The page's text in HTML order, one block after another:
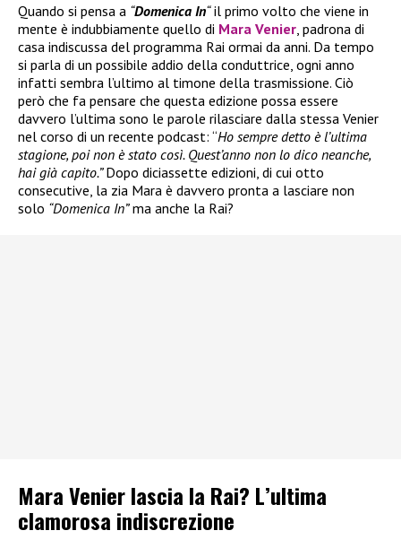
Quando si pensa a “Domenica In“il primo volto che viene in
mente è indubbiamente quello di Mara Venier , padrona di
casa indiscussa del programma Rai ormai da anni. Da tempo
si parla di un possibile addio della conduttrice, ogni anno
infatti sembra l’ultimo al timone della trasmissione. Ciò
però che fa pensare che questa edizione possa essere
davvero l’ultima sono le parole rilasciare dalla stessa Venier
nel corso di un recente podcast: “Ho sempre detto è l’ultima
stagione, poi non è stato così. Quest’anno non lo dico neanche,
hai già capito.”Dopo diciassette edizioni, di cui otto
consecutive, la zia Mara è davvero pronta a lasciare non
solo “Domenica In”ma anche la Rai?
Mara Venier lascia la Rai? L’ultima
clamorosa indiscrezione